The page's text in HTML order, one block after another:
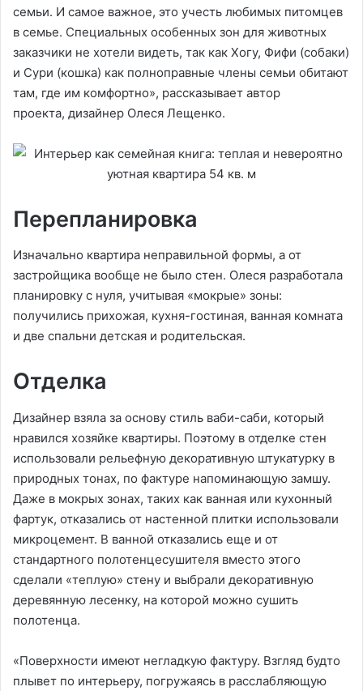
семьи. И самое важное, это учесть любимых питомцев
в семье. Специальных особенных зон для животных
заказчики не хотели видеть, так как Хогу, Фифи (собаки)
и Сури (кошка) как полноправные члены семьи обитают
там, где им комфортно», рассказывает автор
проекта, дизайнер Олеся Лещенко.
Перепланировка
Изначально квартира неправильной формы, а от
застройщика вообще не было стен. Олеся разработала
планировку с нуля, учитывая «мокрые» зоны:
получились прихожая, кухня-гостиная, ванная комната
и две спальни детская и родительская.
Отделка
Дизайнер взяла за основу стиль ваби-саби, который
нравился хозяйке квартиры. Поэтому в отделке стен
использовали рельефную декоративную штукатурку в
природных тонах, по фактуре напоминающую замшу.
Даже в мокрых зонах, таких как ванная или кухонный
фартук, отказались от настенной плитки использовали
микроцемент. В ванной отказались еще и от
стандартного полотенцесушителя вместо этого
сделали «теплую» стену и выбрали декоративную
деревянную лесенку, на которой можно сушить
полотенца.
«Поверхности имеют негладкую фактуру. Взгляд будто
плывет по интерьеру, погружаясь в расслабляющую